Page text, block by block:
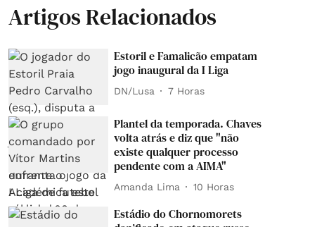
Artigos Relacionados
Estoril e Famalicão empatam
jogo inaugural da I Liga
DN/Lusa 7 Horas
Plantel da temporada. Chaves
volta atrás e diz que "não
existe qualquer processo
pendente com a AIMA"
Amanda Lima 10 Horas
Estádio do Chornomorets